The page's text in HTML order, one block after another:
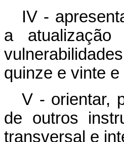
IV -
a
quinze e vinte
V - orientar,
de outros
transversal e